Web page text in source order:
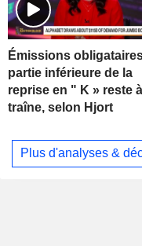
Émissions
partie inférieure de la
reprise en " K » reste
traîne, selon Hjort
Plus d'analyses &